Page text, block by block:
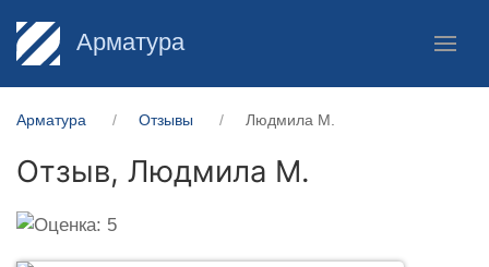
Арматура
Арматура Отзывы Людмила М.
Отзыв, Людмила М.